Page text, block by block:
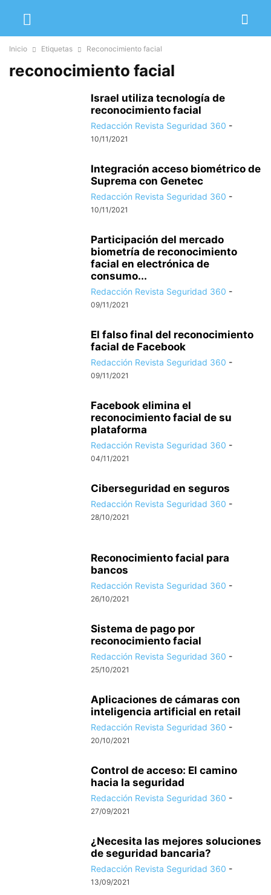
Inicio Etiquetas Reconocimiento facial
reconocimiento facial
Israel utiliza tecnología de
reconocimiento facial
Redacción Revista Seguridad 360 -
10/11/2021
Integración acceso biométrico de
Suprema con Genetec
Redacción Revista Seguridad 360 -
10/11/2021
Participación del mercado
biometría de reconocimiento
facial en electrónica de
consumo...
Redacción Revista Seguridad 360 -
09/11/2021
El falso final del reconocimiento
facial de Facebook
Redacción Revista Seguridad 360 -
09/11/2021
Facebook elimina el
reconocimiento facial de su
plataforma
Redacción Revista Seguridad 360 -
04/11/2021
Ciberseguridad en seguros
Redacción Revista Seguridad 360 -
28/10/2021
Reconocimiento facial para
bancos
Redacción Revista Seguridad 360 -
26/10/2021
Sistema de pago por
reconocimiento facial
Redacción Revista Seguridad 360 -
25/10/2021
Aplicaciones de cámaras con
inteligencia artificial en retail
Redacción Revista Seguridad 360 -
20/10/2021
Control de acceso: El camino
hacia la seguridad
Redacción Revista Seguridad 360 -
27/09/2021
¿Necesita las mejores soluciones
de seguridad bancaria?
Redacción Revista Seguridad 360 -
13/09/2021